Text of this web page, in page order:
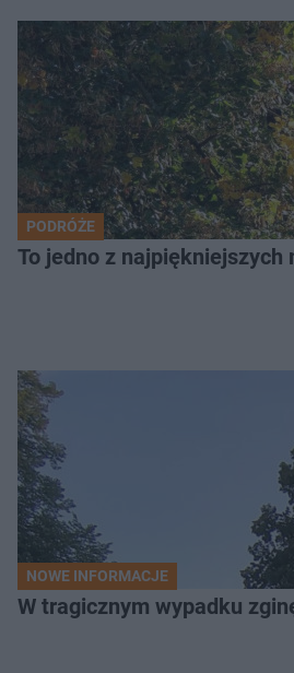
PODRÓŻE
To jedno z najpiękniejszych
NOWE INFORMACJE
W tragicznym wypadku